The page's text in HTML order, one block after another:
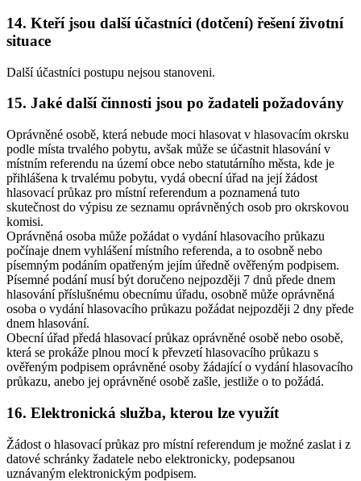
14. Kteří jsou další účastníci (dotčení) řešení životní
situace
Další účastníci postupu nejsou stanoveni.
15. Jaké další činnosti jsou po žadateli požadovány
Oprávněné osobě, která nebude moci hlasovat v hlasovacím okrsku
podle místa trvalého pobytu, avšak může se účastnit hlasování v
místním referendu na území obce nebo statutárního města, kde je
přihlášena k trvalému pobytu, vydá obecní úřad na její žádost
hlasovací průkaz pro místní referendum a poznamená tuto
skutečnost do výpisu ze seznamu oprávněných osob pro okrskovou
komisi.
Oprávněná osoba může požádat o vydání hlasovacího průkazu
počínaje dnem vyhlášení místního referenda, a to osobně nebo
písemným podáním opatřeným jejím úředně ověřeným podpisem.
Písemné podání musí být doručeno nejpozději 7 dnů přede dnem
hlasování příslušnému obecnímu úřadu, osobně může oprávněná
osoba o vydání hlasovacího průkazu požádat nejpozději 2 dny přede
dnem hlasování.
Obecní úřad předá hlasovací průkaz oprávněné osobě nebo osobě,
která se prokáže plnou mocí k převzetí hlasovacího průkazu s
ověřeným podpisem oprávněné osoby žádající o vydání hlasovacího
průkazu, anebo jej oprávněné osobě zašle, jestliže o to požádá.
16. Elektronická služba, kterou lze využít
Žádost o hlasovací průkaz pro místní referendum je možné zaslat i z
datové schránky žadatele nebo elektronicky, podepsanou
uznávaným elektronickým podpisem.